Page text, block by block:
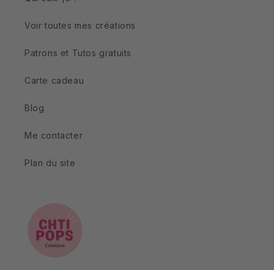
Voir toutes mes créations
Patrons et Tutos gratuits
Carte cadeau
Blog
Me contacter
Plan du site